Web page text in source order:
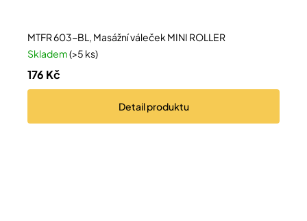
MTFR 603-BL, Masážní váleček MINI ROLLER
Skladem(>5 ks)
176 Kč
Detailproduktu